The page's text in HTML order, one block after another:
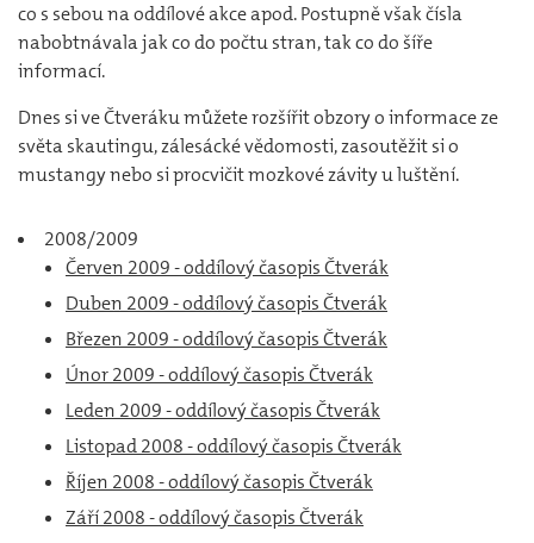
co s sebou na oddílové akce apod. Postupně však čísla
nabobtnávala jak co do počtu stran, tak co do šíře
informací.
Dnes si ve Čtveráku můžete rozšířit obzory o informace ze
světa skautingu, zálesácké vědomosti, zasoutěžit si o
mustangy nebo si procvičit mozkové závity u luštění.
2008/2009
Červen 2009 - oddílový časopis Čtverák
Duben 2009 - oddílový časopis Čtverák
Březen 2009 - oddílový časopis Čtverák
Únor 2009 - oddílový časopis Čtverák
Leden 2009 - oddílový časopis Čtverák
Listopad 2008 - oddílový časopis Čtverák
Říjen 2008 - oddílový časopis Čtverák
Září 2008 - oddílový časopis Čtverák